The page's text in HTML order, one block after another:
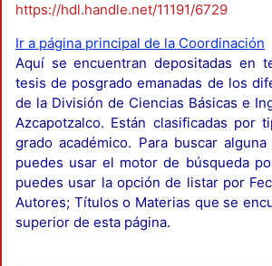
https://hdl.handle.net/11191/6729
Ir a página principal de la Coordinación
Aquí se encuentran depositadas en
tesis de posgrado emanadas de los
de la División de Ciencias Básicas e
Azcapotzalco. Están clasificadas por
grado académico. Para buscar
puedes usar el motor de búsqueda
puedes usar la opción de listar por
Autores; Títulos o Materias que se
superior de esta página.